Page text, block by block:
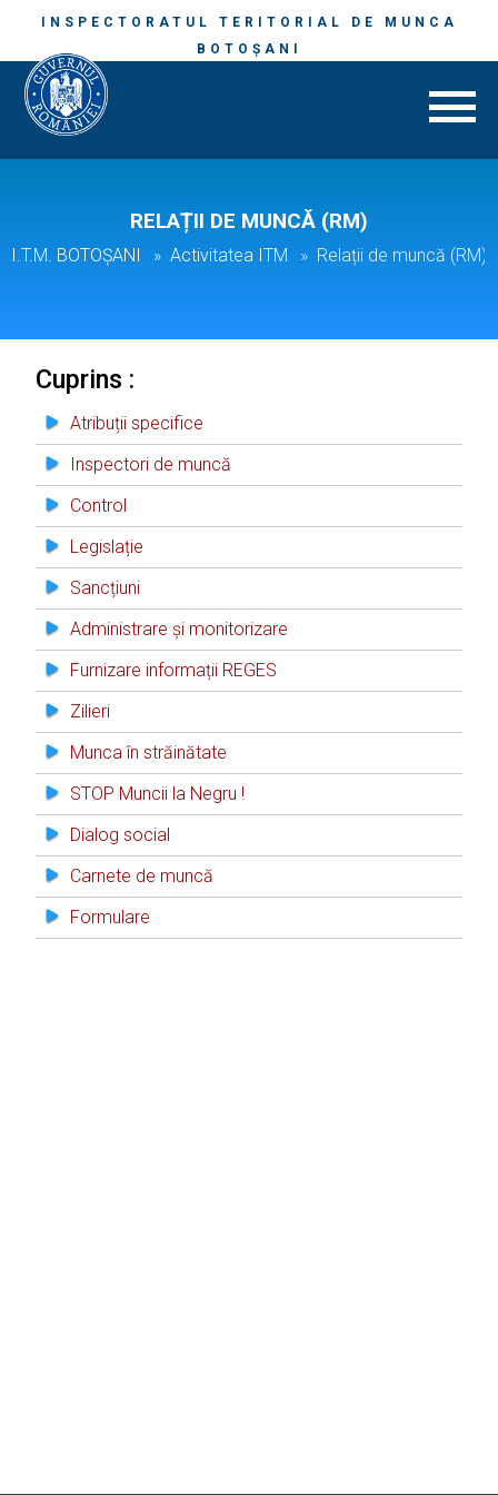
INSPECTORATUL TERITORIAL DE MUNCA
BOTOȘANI
RELAȚII DE MUNCĂ (RM)
I.T.M. BOTOȘANI Activitatea ITM Relații de muncă (RM)
Cuprins :
Atribuții specifice
Inspectori de muncă
Control
Legislație
Sancțiuni
Administrare și monitorizare
Furnizare informații REGES
Zilieri
Munca în străinătate
STOP Muncii la Negru !
Dialog social
Carnete de muncă
Formulare